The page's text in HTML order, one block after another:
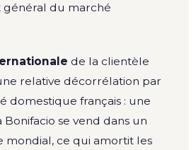
général du marché
de la clientèle
relative décorrélation par
domestique français : une
Bonifacio se vend dans un
mondial, ce qui amortit les